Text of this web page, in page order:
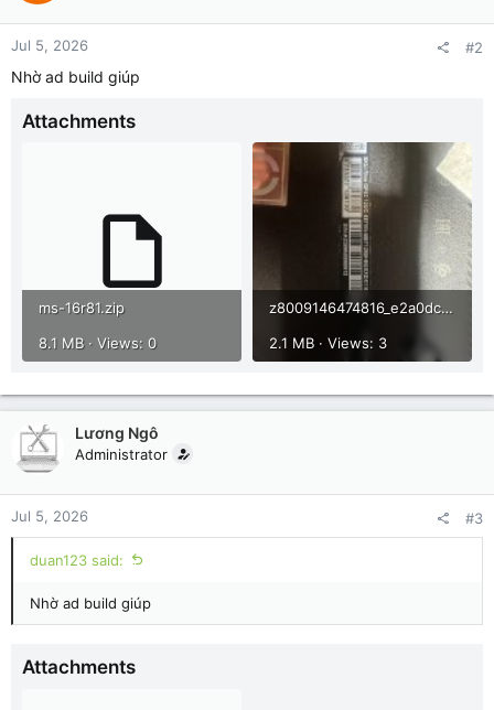
Jul 5, 2026 #2
Nhờ ad build giúp
Attachments
ms-16r81.zip
8.1 MB · Views: 0
z8009146474816_e2a0dc57655873a631c9752336b9ca63.jpg
2.1 MB · Views: 3
Lương Ngô
Administrator
Jul 5, 2026 #3
duan123 said:
Nhờ ad build giúp
Attachments